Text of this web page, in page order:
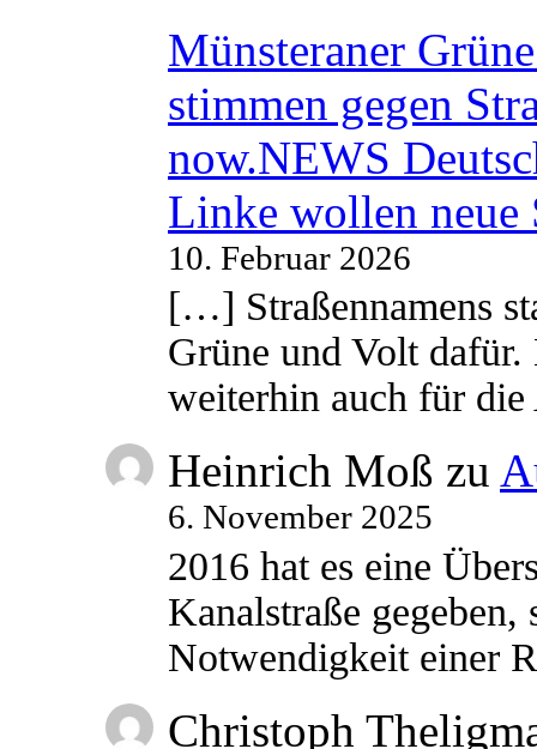
Münsteraner
stimmen gegen
now.NEWS
Linke wollen neue
10. Februar 2026
[…] Straßennamens
Grüne und Volt
weiterhin auch für
Heinrich Moß zu
6. November 2025
2016 hat es eine
Kanalstraße
Notwendigkeit einer
Christoph